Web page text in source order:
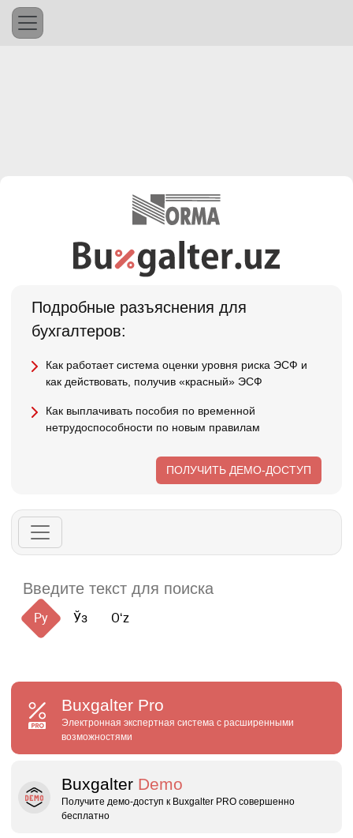
Подробные разъяснения для
бухгалтеров:
Как работает система оценки уровня риска ЭСФ и
как действовать, получив «красный» ЭСФ
Как выплачивать пособия по временной
нетрудоспособности по новым правилам
ПОЛУЧИТЬ ДЕМО-ДОСТУП
Ру Ўз Oʻz
Buxgalter Pro
Электронная экспертная система с расширенными
возможностями
Buxgalter Demo
Получите демо‑доступ к Buxgalter PRO совершенно
бесплатно